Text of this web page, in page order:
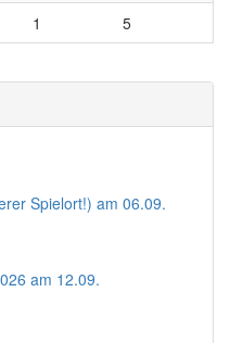
1 5
Spielort!) am 06.09.
am 12.09.